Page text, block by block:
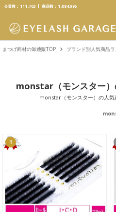
text.skipToContent
text.skipToNavigation
会員数： 111,703 商品数： 1,084,995
まつげ商材の卸通販TOP ブランド別人気商品
monstar（モンスター）
monstar（モンスター）の人気
1